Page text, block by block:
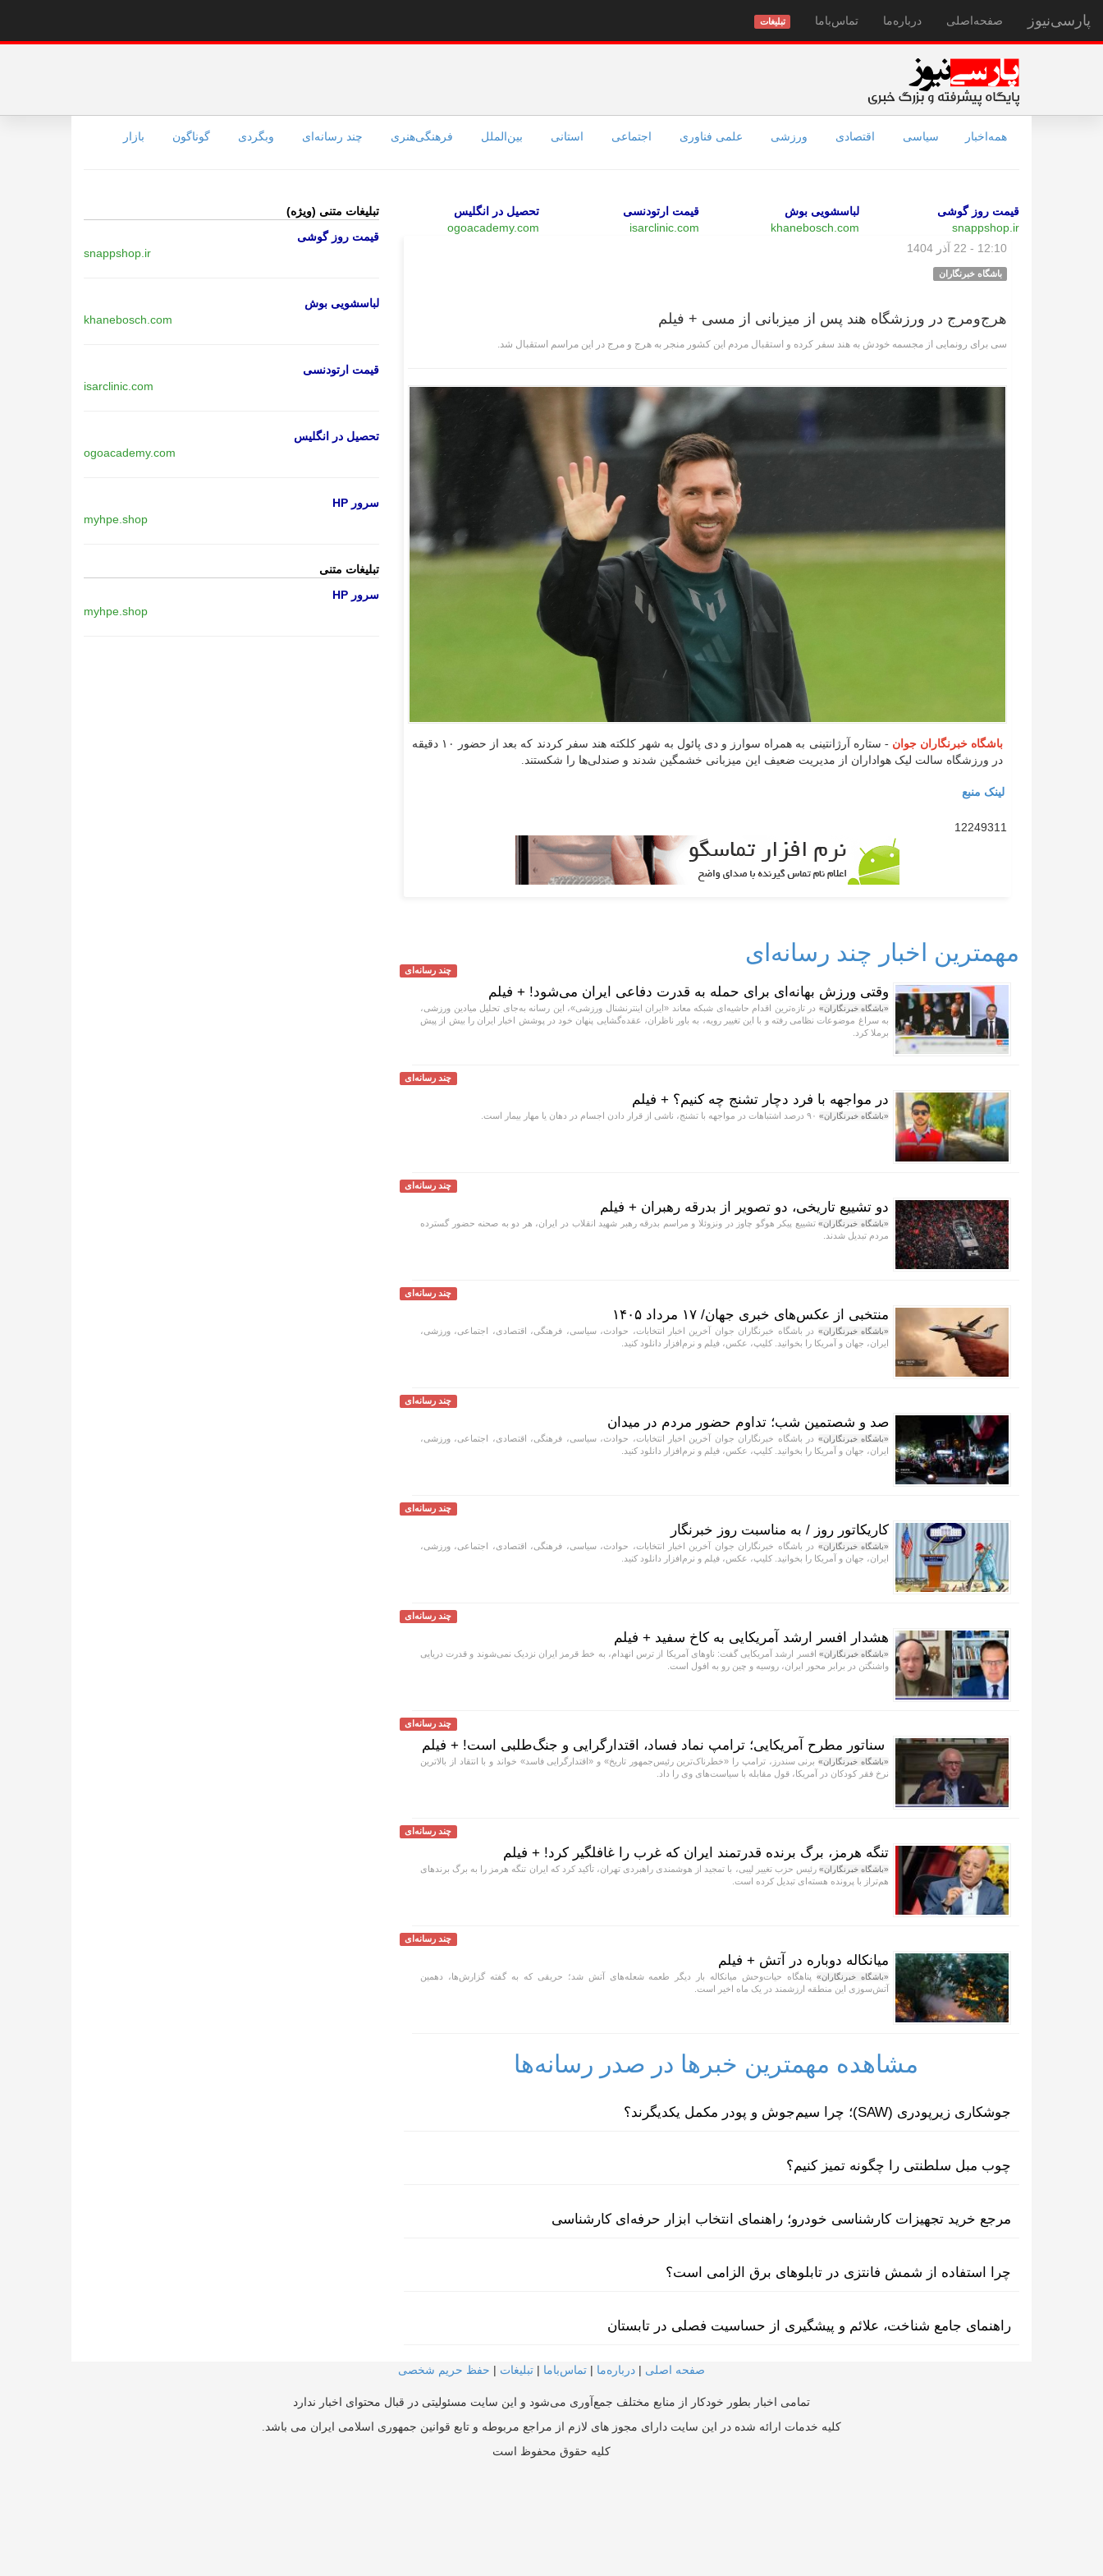
پارسی‌نیوز صفحه‌اصلی درباره‌ما تماس‌با‌ما تبلیغات
همه‌اخبار سیاسی اقتصادی ورزشی علمی فناوری اجتماعی استانی بین‌الملل فرهنگی‌هنری چند رسانه‌ای وبگردی گوناگون بازار
قیمت روز گوشی
snappshop.ir
لباسشویی بوش
khanebosch.com
قیمت ارتودنسی
isarclinic.com
تحصیل در انگلیس
ogoacademy.com
12:10 - 22 آذر 1404
باشگاه خبرنگاران
هرج‌ومرج در ورزشگاه هند پس از میزبانی از مسی + فیلم
سی برای رونمایی از مجسمه خودش به هند سفر کرده و استقبال مردم این کشور منجر به هرج و مرج در این مراسم استقبال شد.
باشگاه خبرنگاران جوان
- ستاره آرژانتینی به همراه سوارز و دی پائول به شهر کلکته هند سفر کردند که بعد از حضور ۱۰ دقیقه
در ورزشگاه سالت لیک هواداران از مدیریت ضعیف این میزبانی خشمگین شدند و صندلی‌ها را شکستند.
لینک منبع
12249311
مهمترین اخبار چند رسانه‌ای
چند رسانه‌ای
وقتی ورزش بهانه‌ای برای حمله به قدرت دفاعی ایران می‌شود! + فیلم
«باشگاه خبرنگاران» در تازه‌ترین اقدام حاشیه‌ای شبکه معاند «ایران اینترنشنال ورزشی»، این رسانه به‌جای تحلیل میادین ورزشی،
به سراغ موضوعات نظامی رفته و با این تغییر رویه، به باور ناظران، عقده‌گشایی پنهان خود در پوشش اخبار ایران را بیش از پیش
برملا کرد.
چند رسانه‌ای
در مواجهه با فرد دچار تشنج چه کنیم؟ + فیلم
«باشگاه خبرنگاران»
چند رسانه‌ای
دو تشییع تاریخی، دو تصویر از بدرقه رهبران + فیلم
«باشگاه خبرنگاران»تشییع پیکر هوگو چاوز در ونزوئلا و مراسم بدرقه رهبر شهید انقلاب در ایران، هر دو به صحنه حضور گسترده
مردم تبدیل شدند.
چند رسانه‌ای
منتخبی از عکس‌های خبری جهان/ ۱۷ مرداد ۱۴۰۵
«باشگاه خبرنگاران» در باشگاه خبرنگاران جوان آخرین اخبار انتخابات، حوادث، سیاسی، فرهنگی، اقتصادی، اجتماعی، ورزشی،
ایران، جهان و آمریکا را بخوانید. کلیپ، عکس، فیلم و نرم‌افزار دانلود کنید.
چند رسانه‌ای
صد و شصتمین شب؛ تداوم حضور مردم در میدان
«باشگاه خبرنگاران» در باشگاه خبرنگاران جوان آخرین اخبار انتخابات، حوادث، سیاسی، فرهنگی، اقتصادی، اجتماعی، ورزشی،
ایران، جهان و آمریکا را بخوانید. کلیپ، عکس، فیلم و نرم‌افزار دانلود کنید.
چند رسانه‌ای
کاریکاتور روز / به مناسبت روز خبرنگار
«باشگاه خبرنگاران» در باشگاه خبرنگاران جوان آخرین اخبار انتخابات، حوادث، سیاسی، فرهنگی، اقتصادی، اجتماعی، ورزشی،
ایران، جهان و آمریکا را بخوانید. کلیپ، عکس، فیلم و نرم‌افزار دانلود کنید.
چند رسانه‌ای
هشدار افسر ارشد آمریکایی به کاخ سفید + فیلم
«باشگاه خبرنگاران» افسر ارشد آمریکایی گفت: ناو‌های آمریکا از ترس انهدام، به خط قرمز ایران نزدیک نمی‌شوند و قدرت دریایی
واشنگتن در برابر محور ایران، روسیه و چین رو به افول است.
چند رسانه‌ای
سناتور مطرح آمریکایی؛ ترامپ نماد فساد، اقتدارگرایی و جنگ‌طلبی است! + فیلم
«باشگاه خبرنگاران»برنی سندرز، ترامپ را «خطرناک‌ترین رئیس‌جمهور تاریخ» و «اقتدارگرایی فاسد» خواند و با انتقاد از بالاترین
نرخ فقر کودکان در آمریکا، قول مقابله با سیاست‌های وی را داد.
چند رسانه‌ای
تنگه هرمز، برگ برنده قدرتمند ایران که غرب را غافلگیر کرد! + فیلم
«باشگاه خبرنگاران» رئیس حزب تغییر لیبی، با تمجید از هوشمندی راهبردی تهران، تأکید کرد که ایران تنگه هرمز را به برگ برند‌های
هم‌تراز با پرونده هسته‌ای تبدیل کرده است.
چند رسانه‌ای
میانکاله دوباره در آتش + فیلم
«باشگاه خبرنگاران»پناهگاه حیات‌وحش میانکاله بار دیگر طعمه شعله‌های آتش شد؛ حریقی که به گفته گزارش‌ها، دهمین
آتش‌سوزی این منطقه ارزشمند در یک ماه اخیر است.
مشاهده مهمترین خبرها در صدر رسانه‌ها
جوشکاری زیرپودری (SAW)؛ چرا سیم‌جوش و پودر مکمل یکدیگرند؟
چوب مبل سلطنتی را چگونه تمیز کنیم؟
مرجع خرید تجهیزات کارشناسی خودرو؛ راهنمای انتخاب ابزار حرفه‌ای کارشناسی
چرا استفاده از شمش فانتزی در تابلوهای برق الزامی است؟
راهنمای جامع شناخت، علائم و پیشگیری از حساسیت فصلی در تابستان
تبلیغات متنی (ویژه)
قیمت روز گوشی
snappshop.ir
لباسشویی بوش
khanebosch.com
قیمت ارتودنسی
isarclinic.com
تحصیل در انگلیس
ogoacademy.com
سرور HP
myhpe.shop
تبلیغات متنی
سرور HP
myhpe.shop
صفحه اصلی | درباره‌ما | تماس‌با‌ما | تبلیغات | حفظ حریم شخصی
تمامی اخبار بطور خودکار از منابع مختلف جمع‌آوری می‌شود و این سایت مسئولیتی در قبال محتوای اخبار ندارد
کلیه خدمات ارائه شده در این سایت دارای مجوز های لازم از مراجع مربوطه و تابع قوانین جمهوری اسلامی ایران می باشد.
کلیه حقوق محفوظ است